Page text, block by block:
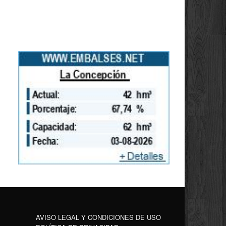
AVISO LEGAL Y CONDICIONES DE USO